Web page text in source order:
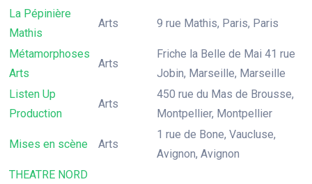
La Pépinière
Mathis
Arts 9 rue Mathis, Paris, Paris
Métamorphoses
Arts
Arts
Friche la Belle de Mai 41 rue
Jobin, Marseille, Marseille
Listen Up
Production
Arts
450 rue du Mas de Brousse,
Montpellier, Montpellier
Mises en scène Arts
1 rue de Bone, Vaucluse,
Avignon, Avignon
THEATRE NORD